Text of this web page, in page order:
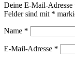
Deine E-Mail-
Felder sind mit *
Name *
E-Mail-Adresse *